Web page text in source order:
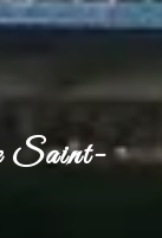
Saint-